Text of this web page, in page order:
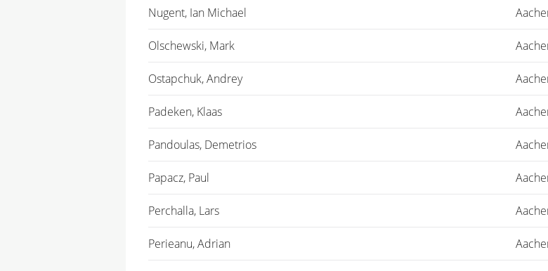
Nugent, Ian Michael
Olschewski, Mark
Ostapchuk, Andrey
Padeken, Klaas
Pandoulas, Demetrios
Papacz, Paul
Perchalla, Lars
Perieanu, Adrian